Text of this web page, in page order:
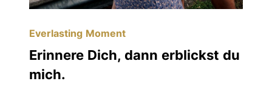
Everlasting Moment
Erinnere Dich, dann erblickst du
mich.